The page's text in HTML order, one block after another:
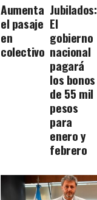
Aumenta
el pasaje
en
colectivo
Jubilados:
El
gobierno
nacional
pagará
los bonos
de 55 mil
pesos
para
enero y
febrero